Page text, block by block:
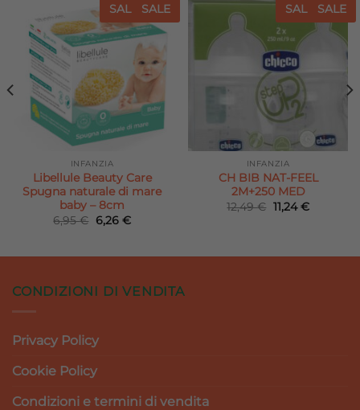
SALE SALE
Aggiungi
alla lista
desideri
INFANZIA
Libellule Beauty Care
Spugna naturale di mare
baby – 8cm
6,95€
Il
prezzo
6,95 €.
6,26 €Il
6,26 €.
SALE SALE
Aggiungi
alla lista
INFANZIA
CH BIB NAT-FEEL
2M+250 MED
12,49€ Il
prezzo
11,24€Il
CONDIZIONI DI VENDITA
Privacy Policy
Cookie Policy
Condizioni e termini di vendita